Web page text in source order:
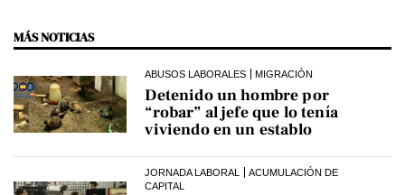
MÁS NOTICIAS
ABUSOS LABORALES MIGRACIÓN
Detenido un hombre por
“robar” al jefe que lo tenía
viviendo en un establo
JORNADA LABORAL
ACUMULACIÓN DE
CAPITAL